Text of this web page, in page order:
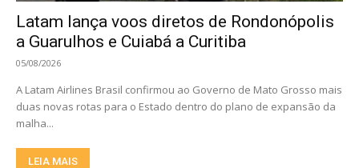
Latam lança voos diretos de Rondonópolis
a Guarulhos e Cuiabá a Curitiba
05/08/2026
A Latam Airlines Brasil confirmou ao Governo de Mato Grosso mais
duas novas rotas para o Estado dentro do plano de expansão da
malha...
LEIA MAIS